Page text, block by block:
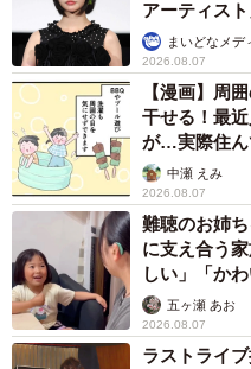
アーティス
まいどなメデ
2026.08.07
【漫画】周
干せる！最
が…実際住ん
中瀬 えみ
2026.08.07
難聴のお姉
に支え合う
しい」「か
五ヶ瀬 あお
2026.08.07
ラストライ